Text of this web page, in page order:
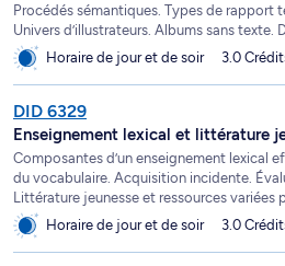
Procédés sémantiques. Types de rapport
Univers d’illustrateurs. Albums sans texte.
Horaire de jour et de soir
3.0
DID 6329
Enseignement lexical et littérature
Composantes d’un enseignement lexical
du vocabulaire. Acquisition incidente.
Littérature jeunesse et ressources variées
Horaire de jour et de soir
3.0